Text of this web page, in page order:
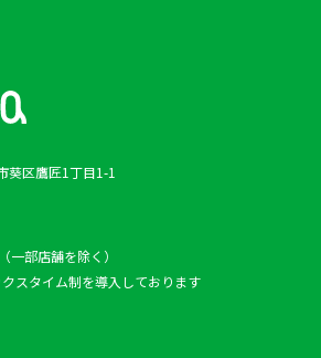
区鷹匠1丁目1-1
（一部店舗を除く）
スタイム制を導入しております